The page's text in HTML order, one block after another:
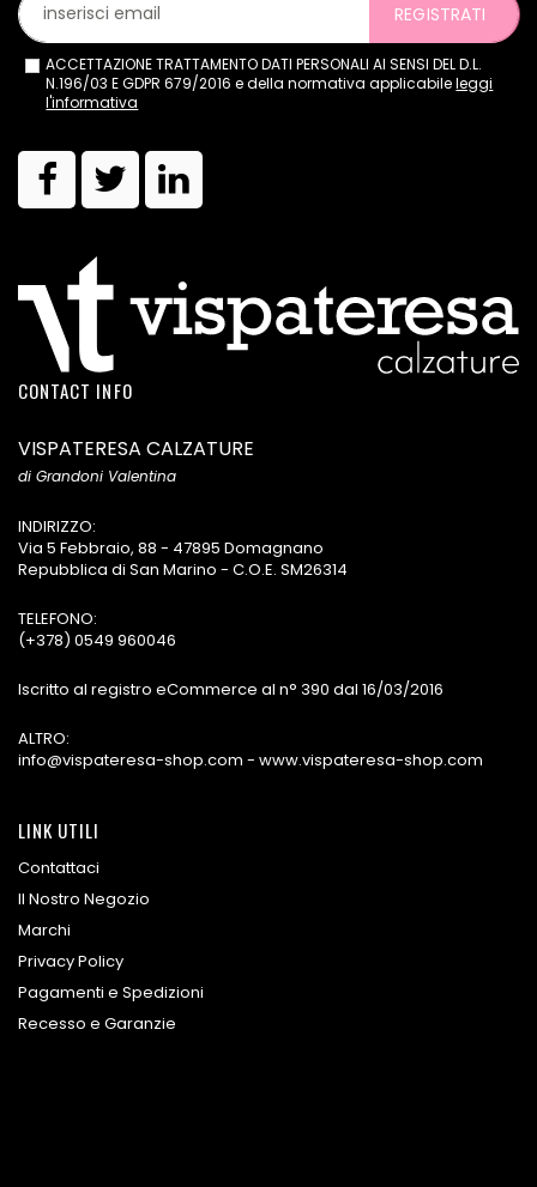
REGISTRATI
ACCETTAZIONE TRATTAMENTO DATI PERSONALI AI SENSI DEL D.L.
N.196/03 E GDPR 679/2016 e della normativa applicabileleggi
l'informativa
CONTACT INFO
VISPATERESA CALZATURE
di Grandoni Valentina
INDIRIZZO:
Via 5 Febbraio, 88 - 47895 Domagnano
Repubblica di San Marino - C.O.E. SM26314
TELEFONO:
(+378) 0549 960046
Iscritto al registro eCommerce al n° 390 dal 16/03/2016
ALTRO:
info@vispateresa-shop.com - www.vispateresa-shop.com
LINK UTILI
Contattaci
Il Nostro Negozio
Marchi
Privacy Policy
Pagamenti e Spedizioni
Recesso e Garanzie